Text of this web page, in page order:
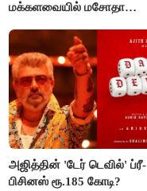
மக்களவையில் மசோதா
அஜித்தின் 'டேர் டெவில்' ப்ரீ-
பிசினஸ் ரூ.185 கோடி?